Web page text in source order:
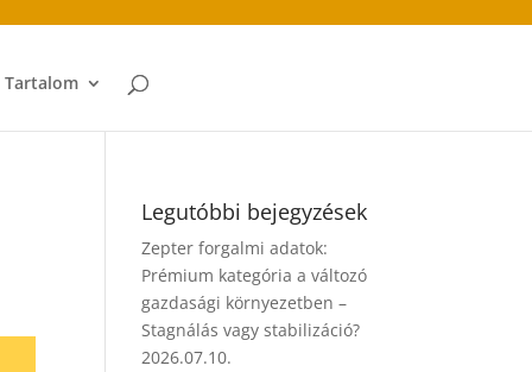
Legutóbbi bejegyzések
Zepter forgalmi adatok:
Prémium kategória a változó
gazdasági környezetben –
Stagnálás vagy stabilizáció?
2026.07.10.